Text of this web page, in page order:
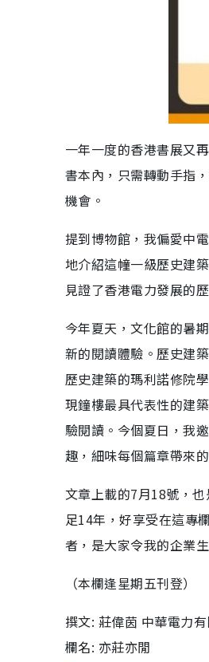
一年一度的香港書展又
書本內，只需轉動手指
機會。
提到博物館，我偏愛中
地介紹這幢一級歷史建
見證了香港電力發展的
今年夏天，文化館的暑
新的閱讀體驗。歷史建
歷史建築的瑪利諾修院
現鐘樓最具代表性的建
驗閱讀。今個夏日，我
趣，細味每個篇章帶來
文章上載的7月18號，
足14年，好享受在這專
者，是大家令我的企業
（本欄逢星期五刊登）
撰文: 莊偉茵 中華電力
欄名: 亦莊亦閒